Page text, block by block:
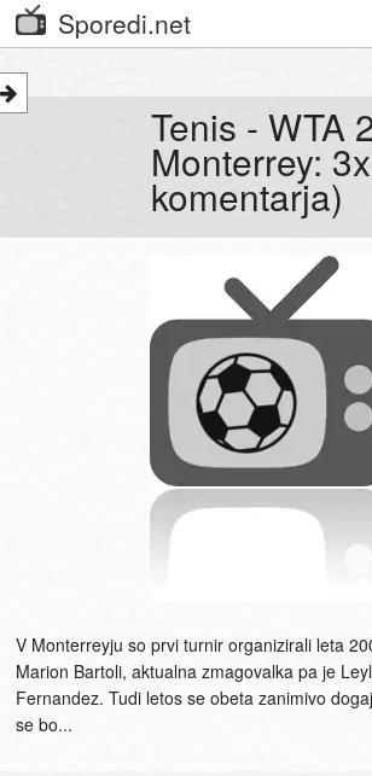
Sporedi.net
Priljubljeni kanali
Iskalnik
Tenis - WTA
Monterrey:
komentarja)
V Monterreyju so prvi turnir organizirali leta
Marion Bartoli, aktualna zmagovalka pa je
Fernandez. Tudi letos se obeta zanimivo
se bo...